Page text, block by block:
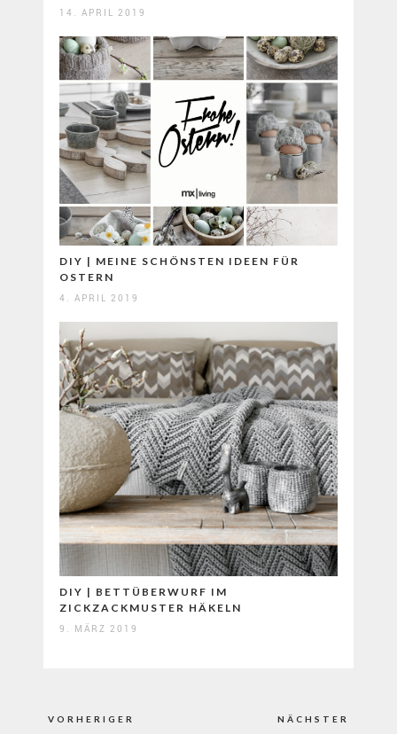
14. APRIL 2019
DIY | MEINE SCHÖNSTEN IDEEN FÜR
OSTERN
4. APRIL 2019
DIY | BETTÜBERWURF IM
ZICKZACKMUSTER HÄKELN
9. MÄRZ 2019
VORHERIGER NÄCHSTER